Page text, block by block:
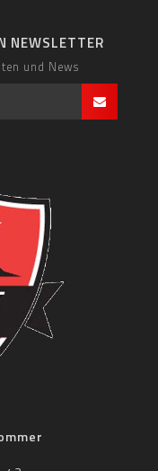
NEWSLETTER
und News